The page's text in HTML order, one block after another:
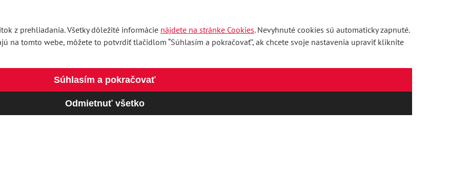
z prehliadania. Všetky dôležité informácie nájdete na stránke Cookies. Nevyhnuté cookies sú automaticky zapnuté.
na tomto webe, môžete to potvrdiť tlačidlom “Súhlasím a pokračovať", ak chcete svoje nastavenia upraviť kliknite
Súhlasím a pokračovať
Odmietnuť všetko